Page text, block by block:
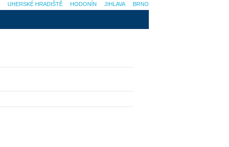
BRNO
JIHLAVA
HODONÍN
UHERSKÉ HRADIŠTĚ